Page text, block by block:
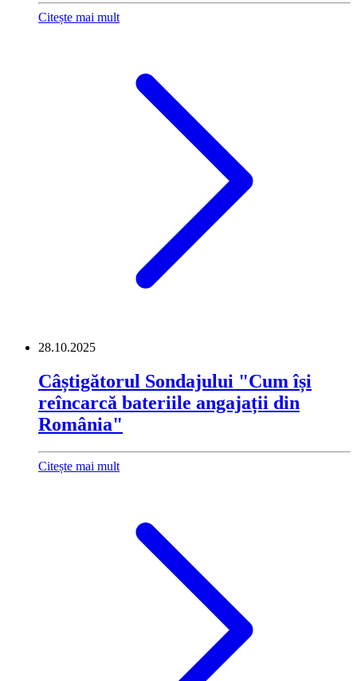
Citește mai mult
28.10.2025
Câștigătorul Sondajului "Cum își
reîncarcă bateriile angajații din
România"
Citește mai mult